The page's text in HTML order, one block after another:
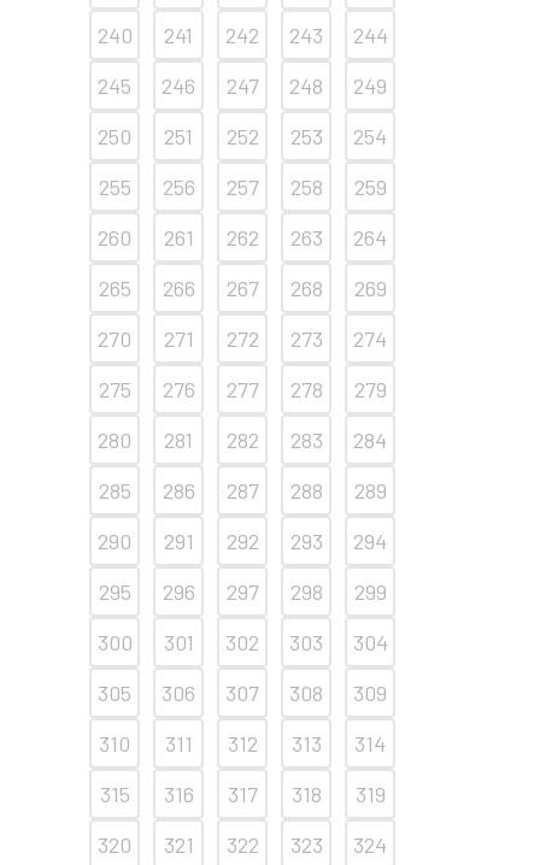
240
241 242 243
244
245
246 247 248
249
250
251 252 253
254
255
256 257 258
259
260
261 262 263
264
265
266 267 268
269
270
271 272 273
274
275
276 277 278
279
280
281 282 283
284
285
286 287 288
289
290
291 292 293
294
295
296 297 298
299
300
301 302 303
304
305
306 307 308
309
310
311 312 313
314
315
316 317 318
319
320
321 322 323
324